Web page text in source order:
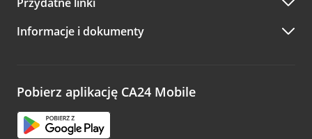
A po wizycie…
Zachęcamy do podzielenia się z nami opinią o wizycie.
opinie.
Informacje i dokumenty
Pobierz aplikację CA24 Mobile